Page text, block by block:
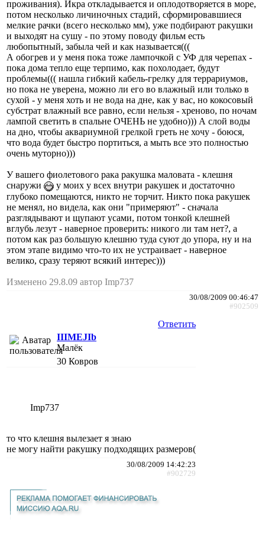
проживания). Икра откладывается и оплодотворяется в море,
потом несколько личиночных стадий, сформировавшиеся
мелкие рачки (всего несколько мм), уже подбирают ракушки
и выходят на сушу - по этому поводу фильм есть
любопытный, забыла чей и как называется(((
А обогрев и у меня пока тоже лампочкой с УФ для черепах -
пока дома тепло еще терпимо, как похолодает, будут
проблемы((( нашла гибкий кабель-грелку для террариумов,
но пока не уверена, можно ли его во влажный или только в
сухой - у меня хоть и не вода на дне, как у вас, но кокосовый
субстрат влажный все равно, если нельзя - хреново, по ночам
лампой светить в спальне ОЧЕНЬ не удобно))) А слой воды
на дно, чтобы аквариумной грелкой греть не хочу - боюся,
что вода будет быстро портиться, а мыть все это полностью
очень муторно)))
У вашего фиолетового рака ракушка маловата - клешня
снаружи
у моих у всех внутри ракушек и достаточно
глубоко помещаются, никто не торчит. Никто пока ракушек
не менял, но видела, как они "примеряют" - сначала
разглядывают и щупают усами, потом тонкой клешней
вглубь лезут - наверное проверить: никого ли там нет?, а
потом как раз большую клешню туда суют до упора, ну и на
этом этапе видимо что-то их не устраивает - наверное
велико, сразу теряют всякий интерес)))
Изменено 29.8.09 автор Imp737
30/08/2009 00:46:47
#902509
Ответить
IIIMEJIb
Малёк
30 Ковров
Imp737
то что клешня вылезает я знаю
не могу найти ракушку подходящих размеров(
30/08/2009 14:42:23
#902729